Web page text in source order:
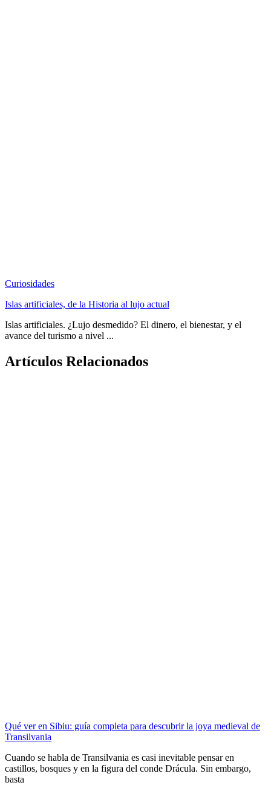
Curiosidades
Islas artificiales, de la Historia al lujo actual
Islas artificiales. ¿Lujo desmedido? El dinero, el bienestar, y el
avance del turismo a nivel ...
Artículos Relacionados
Qué ver en Sibiu: guía completa para descubrir la joya medieval de
Transilvania
Cuando se habla de Transilvania es casi inevitable pensar en
castillos, bosques y en la figura del conde Drácula. Sin embargo,
basta